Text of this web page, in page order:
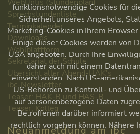
WebUntis (Stundenplan)
Sprechstundenliste
Terminkalender
Downloads
Wahlplattform
Sekretariat der Schule
Übersicht aller Abend-HAK's
ibc-Newsletter
Teaser: HAK-B und HAS-B
Teaser: Kolleg
Neuanmeldung am ibc
funktionsnotwendige Cookies für
Sicherheit unseres Angebots,
Marketing-Cookies in Ihrem
Einige dieser Cookies werden von
USA angeboten. Durch Ihre
daher auch mit einem
einverstanden. Nach US-
US-Behörden zu Kontroll- und
auf personenbezogene Daten
Betroffenen darüber informiert
rechtlich vorgehen können. Nähere